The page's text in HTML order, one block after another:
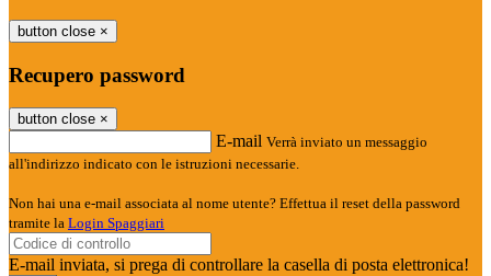
button close ×
Recupero password
button close ×
E-mail Verrà inviato un messaggio
all'indirizzo indicato con le istruzioni necessarie.
Non hai una e-mail associata al nome utente? Effettua il reset della password
tramite la Login Spaggiari
E-mail inviata, si prega di controllare la casella di posta elettronica!